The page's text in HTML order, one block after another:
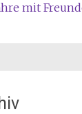
mit